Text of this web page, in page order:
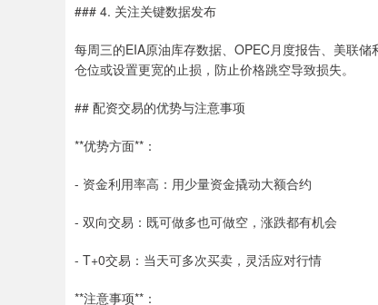
### 4. 关注关键数据发布
每周三的EIA原油库存数据、OPEC月度报告、美联
仓位或设置更宽的止损，防止价格跳空导致损失。
## 配资交易的优势与注意事项
**优势方面**：
- 资金利用率高：用少量资金撬动大额合约
- 双向交易：既可做多也可做空，涨跌都有机会
- T+0交易：当天可多次买卖，灵活应对行情
**注意事项**：